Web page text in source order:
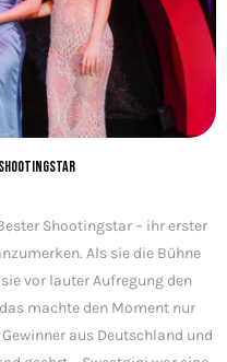
Shootingstar – ihr erster
Als sie die Bühne
vor lauter Aufregung den
machte den Moment nur
aus Deutschland und